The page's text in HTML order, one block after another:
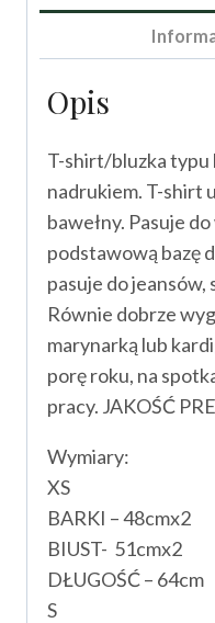
Opis
T-shirt/bluzka typu
nadrukiem. T-shirt
bawełny. Pasuje
podstawową bazę
pasuje do jeansów,
Równie dobrze
marynarką lub
porę roku, na
pracy. JAKOŚĆ
Wymiary:
XS
BARKI – 48cmx2
BIUST- 51cmx2
DŁUGOŚĆ – 64cm
S